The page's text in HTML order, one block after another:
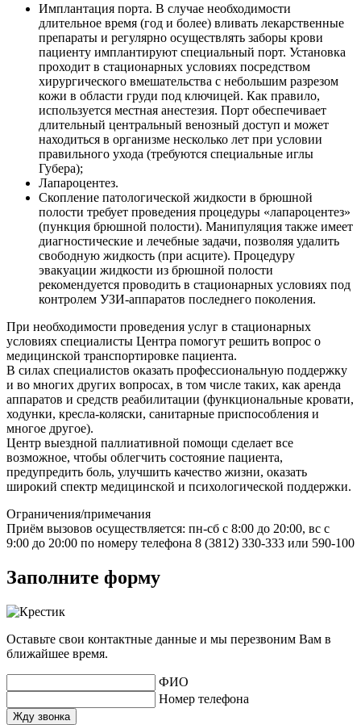
Имплантация порта. В случае необходимости
длительное время (год и более) вливать лекарственные
препараты и регулярно осуществлять заборы крови
пациенту имплантируют специальный порт. Установка
проходит в стационарных условиях посредством
хирургического вмешательства с небольшим разрезом
кожи в области груди под ключицей. Как правило,
используется местная анестезия. Порт обеспечивает
длительный центральный венозный доступ и может
находиться в организме несколько лет при условии
правильного ухода (требуются специальные иглы
Губера);
Лапароцентез.
Скопление патологической жидкости в брюшной
полости требует проведения процедуры «лапароцентез»
(пункция брюшной полости). Манипуляция также имеет
диагностические и лечебные задачи, позволяя удалить
свободную жидкость (при асците). Процедуру
эвакуации жидкости из брюшной полости
рекомендуется проводить в стационарных условиях под
контролем УЗИ-аппаратов последнего поколения.
При необходимости проведения услуг в стационарных
условиях специалисты Центра помогут решить вопрос о
медицинской транспортировке пациента.
В силах специалистов оказать профессиональную поддержку
и во многих других вопросах, в том числе таких, как аренда
аппаратов и средств реабилитации (функциональные кровати,
ходунки, кресла-коляски, санитарные приспособления и
многое другое).
Центр выездной паллиативной помощи сделает все
возможное, чтобы облегчить состояние пациента,
предупредить боль, улучшить качество жизни, оказать
широкий спектр медицинской и психологической поддержки.
Ограничения/примечания
Приём вызовов осуществляется: пн-сб с 8:00 до 20:00, вс с
9:00 до 20:00 по номеру телефона 8 (3812) 330-333 или 590-100
Заполните форму
Оставьте свои контактные данные и мы перезвоним Вам в
ближайшее время.
ФИО
Номер телефона